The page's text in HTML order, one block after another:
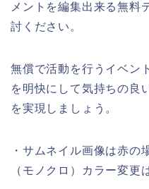
メントを編集出来る無料
討ください。
無償で活動を行うイベン
を明快にして気持ちの良
を実現しましょう。
・サムネイル画像は赤の
（モノクロ）カラー変更